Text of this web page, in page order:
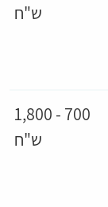
ש"ח
700 - 1,800
ש"ח